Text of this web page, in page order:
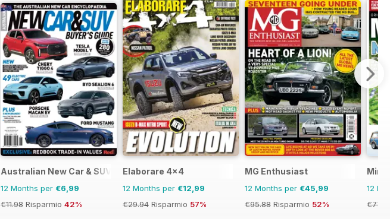
Australian New Car & SUV Buyers Guide
12 Months per €6,99
€11.98 Risparmio 42%
Elaborare 4x4
12 Months per €12,99
€29.94 Risparmio 57%
MG Enthusiast
12 Months per €45,99
€95.88 Risparmio 52%
Mini
12